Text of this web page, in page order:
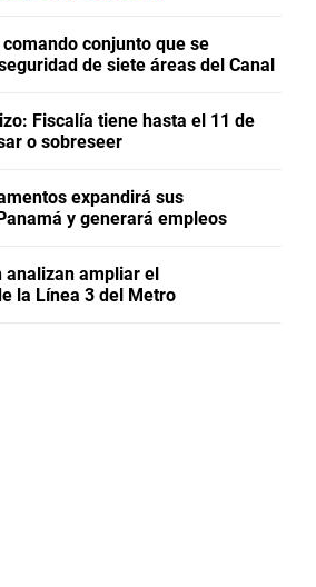
conjunto que se
de siete áreas del Canal
Fiscalía tiene hasta el 11 de
o sobreseer
expandirá sus
y generará empleos
analizan ampliar el
la Línea 3 del Metro